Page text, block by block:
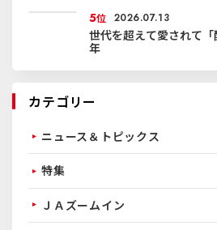
5位 2026.07.13
世代を超えて愛されて
年
カテゴリー
ニュース＆トピックス
特集
ＪＡズームイン